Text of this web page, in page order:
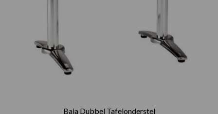
Baja Dubbel Tafelonderstel